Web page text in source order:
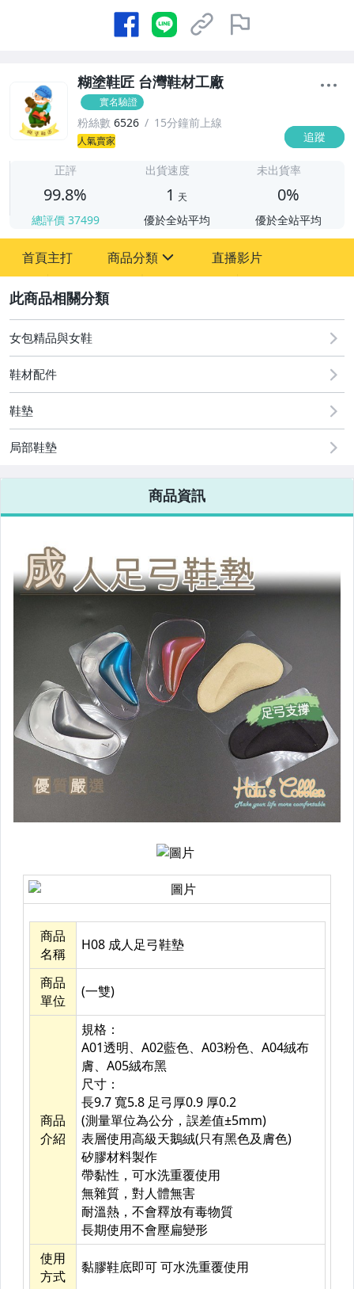
糊塗鞋匠 台灣鞋材工廠
實名驗證
粉絲數 6526 15分鐘前上線
人氣賣家 追蹤
正評
99.8%
總評價 37499
出貨速度
1 天
優於全站平均
未出貨率
0%
優於全站平均
首頁主打 商品分類
居家、家具與園藝
男性精品與服飾
直播影片
女包精品與女鞋
鞋材配件
鞋墊
局部鞋墊
商品資訊